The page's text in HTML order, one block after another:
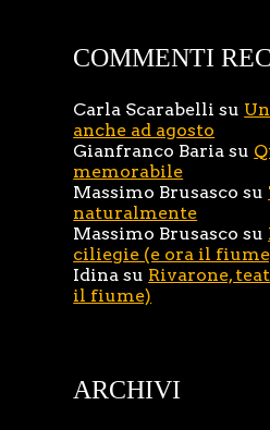
COMMENTI
Carla Scarabelli su
anche ad agosto
Gianfranco Baria su
memorabile
Massimo Brusasco su
naturalmente
Massimo Brusasco su
ciliegie (e ora il
Idina su Rivarone,
il fiume)
ARCHIVI